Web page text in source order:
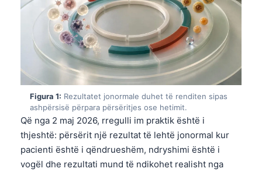
Figura 1: Rezultatet jonormale duhet të renditen sipas
ashpërsisë përpara përsëritjes ose hetimit.
Që nga 2 maj 2026, rregulli im praktik është i
thjeshtë: përsërit një rezultat të lehtë jonormal kur
pacienti është i qëndrueshëm, ndryshimi është i
vogël dhe rezultati mund të ndikohet realisht nga